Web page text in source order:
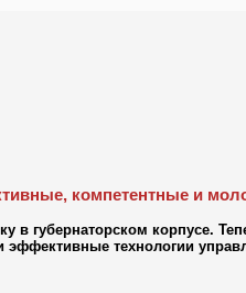
компетентные и
губернаторском корпусе.
технологии